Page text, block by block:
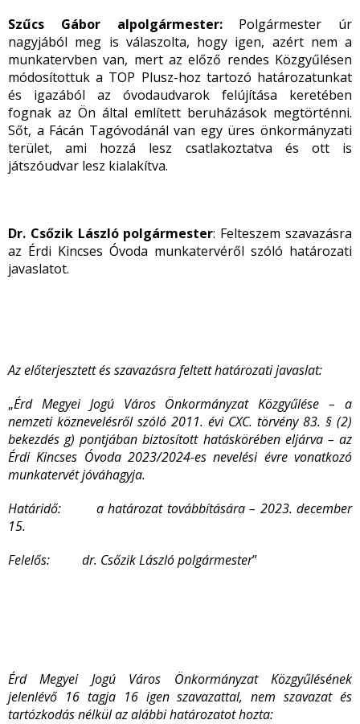
Szűcs Gábor alpolgármester: Polgármester
úr
nagyjából meg is válaszolta, hogy igen, azért nem a
munkatervben van, mert az előző rendes Közgyűlésen
módosítottuk a TOP Plusz-hoz tartozó határozatunkat
és igazából az óvodaudvarok felújítása keretében
fognak az Ön által említett beruházások megtörténni.
Sőt, a Fácán Tagóvodánál van egy üres önkormányzati
terület, ami hozzá lesz csatlakoztatva és ott is
játszóudvar lesz kialakítva.
Dr. Csőzik László polgármester: Felteszem szavazásra
az Érdi Kincses Óvoda munkatervéről szóló határozati
javaslatot.
Az előterjesztett és szavazásra feltett határozati javaslat:
„Érd Megyei Jogú Város Önkormányzat Közgyűlése – a
nemzeti köznevelésről szóló 2011. évi CXC. törvény 83. § (2)
bekezdés g) pontjában biztosított hatáskörében eljárva – az
Érdi Kincses Óvoda 2023/2024-es nevelési évre vonatkozó
munkatervét jóváhagyja.
Határidő: a határozat továbbítására – 2023. december
15.
Felelős: dr. Csőzik László polgármester”
Érd Megyei Jogú Város Önkormányzat Közgyűlésének
jelenlévő 16 tagja 16 igen szavazattal, nem szavazat és
tartózkodás nélkül az alábbi határozatot hozta: